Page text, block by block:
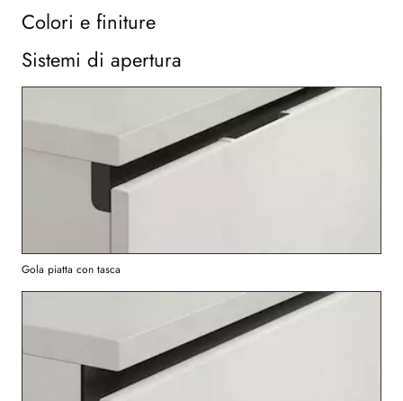
Colori e finiture
Sistemi di apertura
Gola piatta con tasca